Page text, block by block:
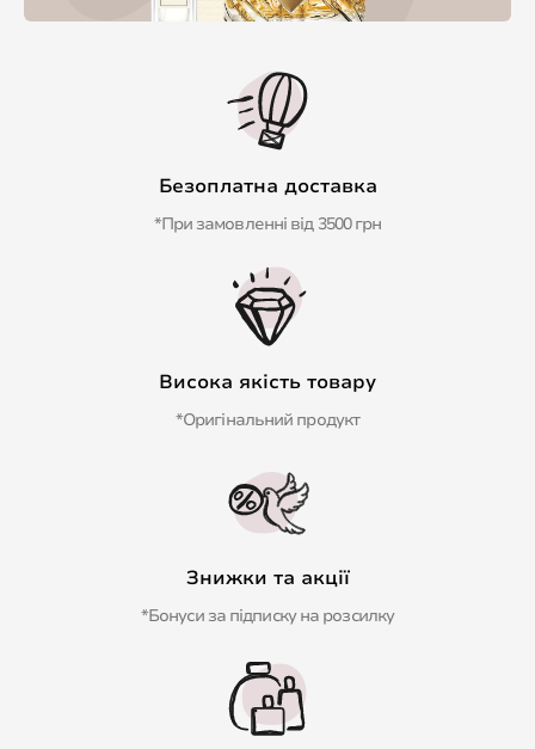
Безоплатна доставка
*При замовленні від 3500 грн
Висока якість товару
*Оригінальний продукт
Знижки та акції
*Бонуси за підписку на розсилку